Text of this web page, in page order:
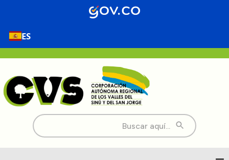
ES
Buscar: